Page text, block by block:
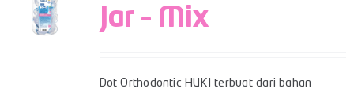
Jar – Mix
Dot Orthodontic HUKI terbuat dari bahan